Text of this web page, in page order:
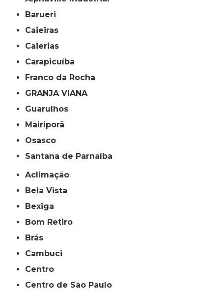
Barueri
Caieiras
Caierias
Carapicuíba
Franco da Rocha
GRANJA VIANA
Guarulhos
Mairiporã
Osasco
Santana de Parnaíba
Aclimação
Bela Vista
Bexiga
Bom Retiro
Brás
Cambuci
Centro
Centro de São Paulo